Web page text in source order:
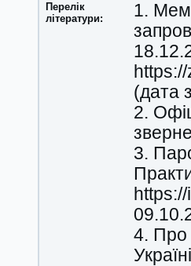
Перелік
літератури:
1.
(дата
2.
3.
4. Про